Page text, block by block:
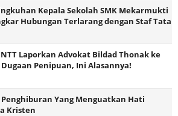
Kepala Sekolah SMK Mekarmukti
Hubungan Terlarang dengan Staf Tata
Laporkan Advokat Bildad Thonak ke
Dugaan Penipuan, Ini Alasannya!
Yang Menguatkan Hati
Kristen